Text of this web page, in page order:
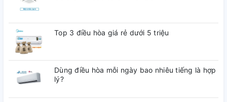
Top 3 điều hòa giá rẻ dưới 5 triệu
Dùng điều hòa mỗi ngày bao nhiêu tiếng là hợp
lý?